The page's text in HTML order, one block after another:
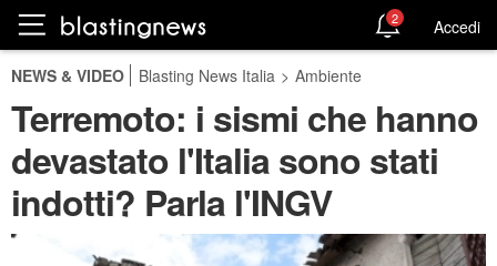
2 Accedi
NEWS & VIDEO Blasting News Italia > Ambiente
Terremoto: i sismi che hanno
devastato l'Italia sono stati
indotti? Parla l'INGV